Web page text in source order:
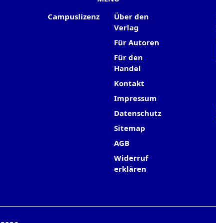
Campuslizenz
Über den
Verlag
Für Autoren
Für den
Handel
Kontakt
Impressum
Datenschutz
Sitemap
AGB
Widerruf
erklären